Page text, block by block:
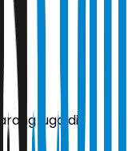
juga di